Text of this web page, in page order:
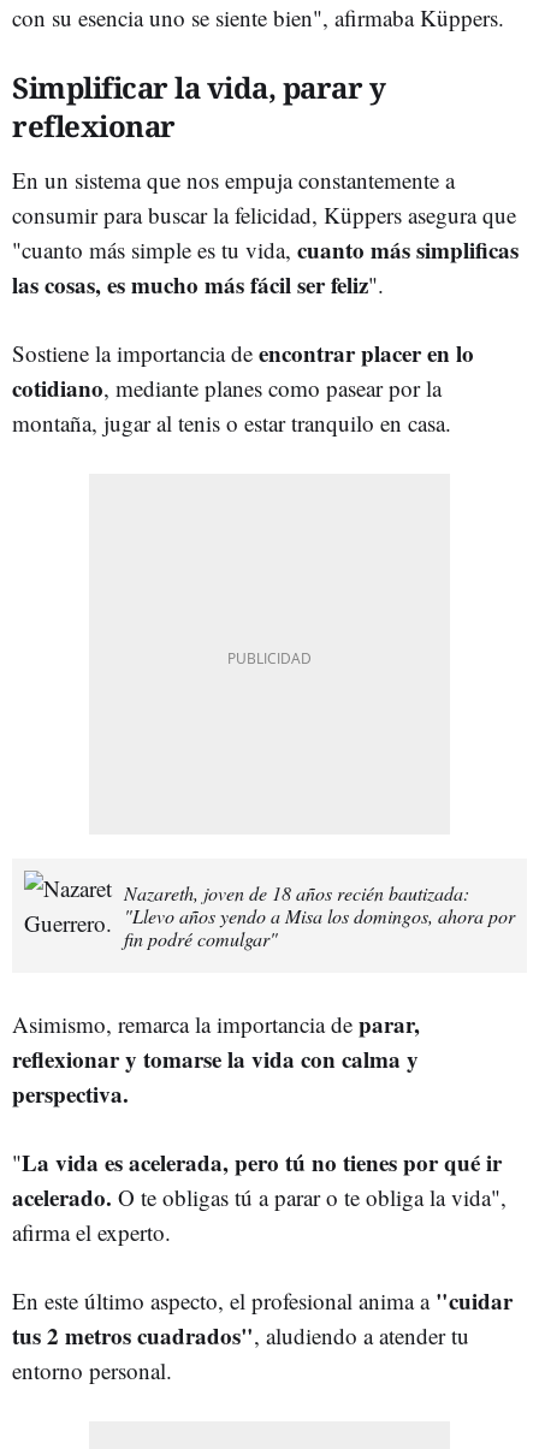
con su esencia uno se siente bien", afirmaba Küppers.
Simplificar la vida, parar y
reflexionar
En un sistema que nos empuja constantemente a
consumir para buscar la felicidad, Küppers asegura que
"cuanto más simple es tu vida, cuanto más simplificas
las cosas, es mucho más fácil ser feliz".
Sostiene la importancia de encontrar placer en lo
cotidiano, mediante planes como pasear por la
montaña, jugar al tenis o estar tranquilo en casa.
Nazareth, joven de 18 años recién bautizada:
"Llevo años yendo a Misa los domingos, ahora por
fin podré comulgar"
Asimismo, remarca la importancia de parar,
reflexionar y tomarse la vida con calma y
perspectiva.
"La vida es acelerada, pero tú no tienes por qué ir
acelerado. O te obligas tú a parar o te obliga la vida",
afirma el experto.
En este último aspecto, el profesional anima a"cuidar
tus 2 metros cuadrados", aludiendo a atender tu
entorno personal.